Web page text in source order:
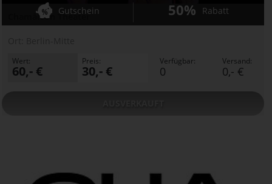
Chamäleon Theater
Gutschein 50% Rabatt
Wert:
60,- €
Preis:
30,- €
Verfügbar:
0
Versand:
0,- €